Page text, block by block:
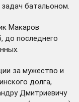
батальоном.
Макаров
до последнего
за мужество и
долга,
Дмитриевичу